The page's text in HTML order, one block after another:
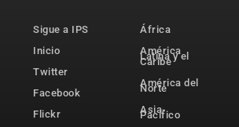
Sigue a IPS
Inicio
Twitter
Facebook
Flickr
África
América
Latina y el
Caribe
América del
Norte
Asia-
Pacífico